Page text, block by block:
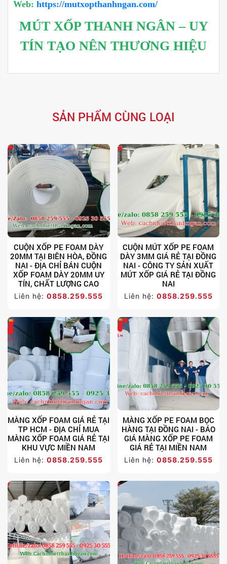
Web: https://mutxopthanhngan.com/
MÚT XỐP THANH NGÂN – UY
TÍN TẠO NÊN THƯƠNG HIỆU
SẢN PHẨM CÙNG LOẠI
CUỘN XỐP PE FOAM DÀY
20MM TẠI BIÊN HÒA, ĐỒNG
NAI - ĐỊA CHỈ BÁN CUỘN
XỐP FOAM DÀY 20MM UY
TÍN, CHẤT LƯỢNG CAO
Liên hệ:0858.259.555
CUỘN MÚT XỐP PE FOAM
DÀY 3MM GIÁ RẺ TẠI ĐỒNG
NAI - CÔNG TY SẢN XUẤT
MÚT XỐP GIÁ RẺ TẠI ĐỒNG
NAI
Liên hệ: 0858.259.555
MÀNG XỐP FOAM GIÁ RẺ TẠI
TP HCM - ĐỊA CHỈ MUA
MÀNG XỐP FOAM GIÁ RẺ TẠI
KHU VỰC MIỀN NAM
Liên hệ:0858.259.555
MÀNG XỐP PE FOAM BỌC
HÀNG TẠI ĐỒNG NAI - BÁO
GIÁ MÀNG XỐP PE FOAM
GIÁ RẺ TẠI MIỀN NAM
Liên hệ: 0858.259.555